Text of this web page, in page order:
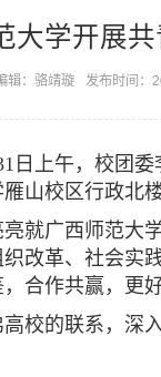
大学开展
辑：骆靖璇 发布时间：
上午，校团委
山校区行政北
广西师范大
改革、社会实
合作共赢，更
的联系，深